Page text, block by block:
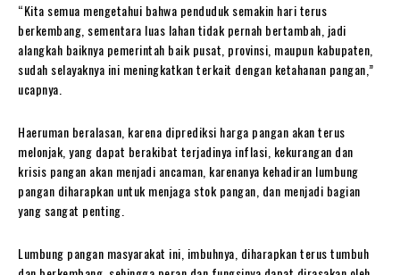
“Kita semua mengetahui bahwa penduduk semakin hari terus
berkembang, sementara luas lahan tidak pernah bertambah, jadi
alangkah baiknya pemerintah baik pusat, provinsi, maupun kabupaten,
sudah selayaknya ini meningkatkan terkait dengan ketahanan pangan,”
ucapnya.
Haeruman beralasan, karena diprediksi harga pangan akan terus
melonjak, yang dapat berakibat terjadinya inflasi, kekurangan dan
krisis pangan akan menjadi ancaman, karenanya kehadiran lumbung
pangan diharapkan untuk menjaga stok pangan, dan menjadi bagian
yang sangat penting.
Lumbung pangan masyarakat ini, imbuhnya, diharapkan terus tumbuh